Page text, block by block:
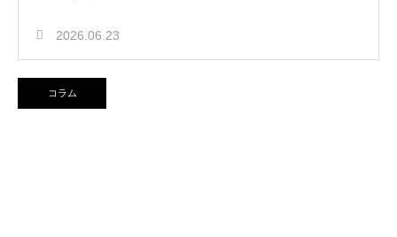
2026.06.23
コラム